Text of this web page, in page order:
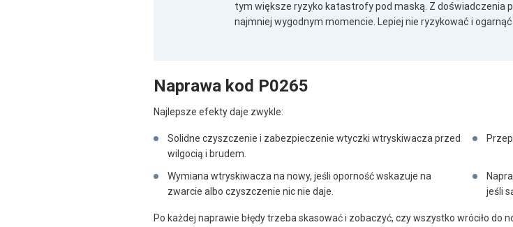
tym większe ryzyko katastrofy pod maską. Z doświadczenia
najmniej wygodnym momencie. Lepiej nie ryzykować i
Naprawa kod P0265
Najlepsze efekty daje zwykle:
Solidne czyszczenie i zabezpieczenie wtyczki wtryskiwacza przed
wilgocią i brudem.
Wymiana wtryskiwacza na nowy, jeśli oporność wskazuje na
zwarcie albo czyszczenie nic nie daje.
jeśli
Po każdej naprawie błędy trzeba skasować i zobaczyć, czy wszystko wróciło